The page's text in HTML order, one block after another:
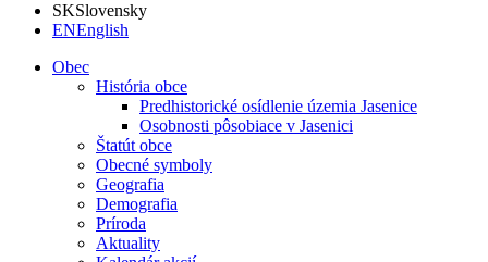
SKSlovensky
ENEnglish
Obec
História obce
Predhistorické osídlenie územia Jasenice
Osobnosti pôsobiace v Jasenici
Štatút obce
Obecné symboly
Geografia
Demografia
Príroda
Aktuality